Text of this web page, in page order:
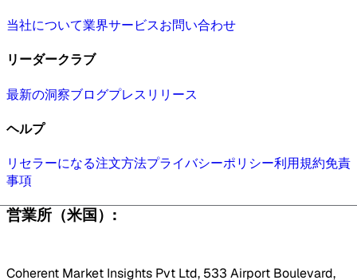
当社について業界サービスお問い合わせ
リーダークラブ
最新の洞察ブログプレスリリース
ヘルプ
リセラーになる注文方法プライバシーポリシー利用規約免責
事項
営業所（米国）:
Coherent Market Insights Pvt Ltd, 533 Airport Boulevard,